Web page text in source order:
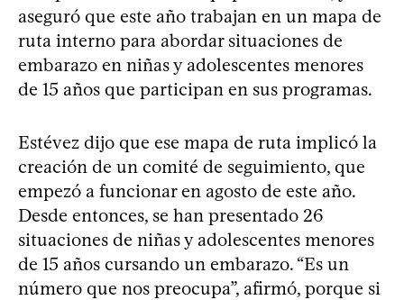
aseguró que este año trabajan en un mapa de
ruta interno para abordar situaciones de
embarazo en niñas y adolescentes menores
de 15 años que participan en sus programas.
Estévez dijo que ese mapa de ruta implicó la
creación de un comité de seguimiento, que
empezó a funcionar en agosto de este año.
Desde entonces, se han presentado 26
situaciones de niñas y adolescentes menores
de 15 años cursando un embarazo. “Es un
número que nos preocupa”, afirmó, porque si